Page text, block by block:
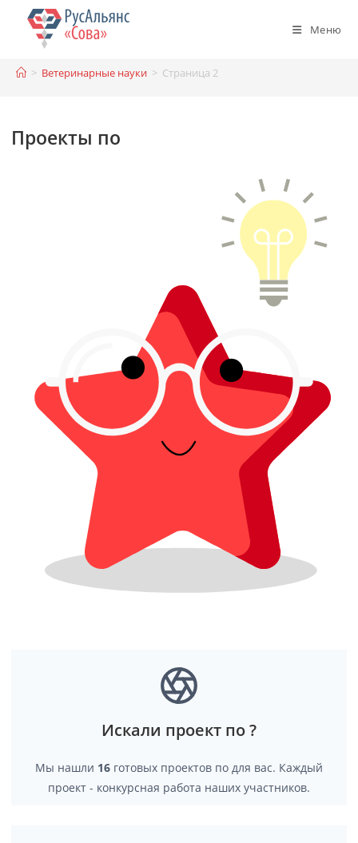
Перейти
содержимому
Меню
> Ветеринарные науки > Страница 2
Проекты по
Искали проект по ?
Мы нашли 16 готовых проектов по для вас. Каждый
проект - конкурсная работа наших участников.